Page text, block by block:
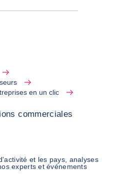
en un clic
commerciales
et les pays, analyses
experts et événements